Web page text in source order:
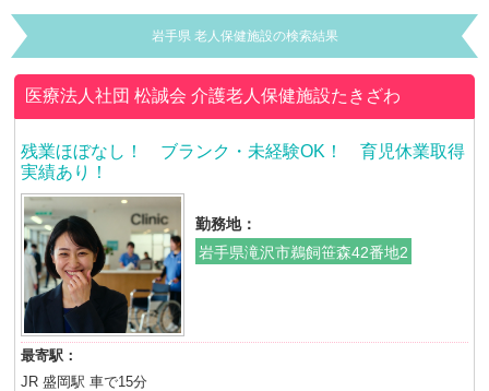
岩手県 老人保健施設の検索結果
医療法人社団 松誠会介護老人保健施設たきざわ
残業ほぼなし！ ブランク・未経験OK！ 育児休業取得
実績あり！
勤務地：
岩手県滝沢市鵜飼笹森42番地2
最寄駅：
JR 盛岡駅 車で15分